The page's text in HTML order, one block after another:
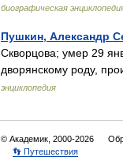
биографическая
Пушкин, Александр
Скворцова; умер 29
дворянскому роду,
энциклопедия
© Академик, 2000-2026
👣 Путешествия